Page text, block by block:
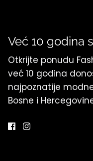
Već 10 godina
Otkrijte ponudu
već 10 godina
najpoznatije
Bosne i